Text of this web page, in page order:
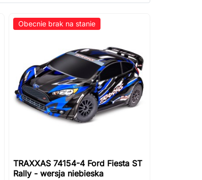
Obecnie brak na stanie
TRAXXAS 74154-4 Ford Fiesta ST
Rally - wersja niebieska